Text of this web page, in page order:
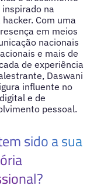
inspirado na
Com uma
em meios
nacionais
e mais de
de experiência
Daswani
influente no
e de
pessoal.
sido a sua